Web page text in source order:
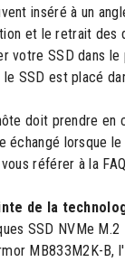
inséré à un
et le retrait des
votre SSD dans
SSD est placé
doit prendre en
échangé lorsque
référer à la
de la
SSD NVMe
MB833M2K-B,